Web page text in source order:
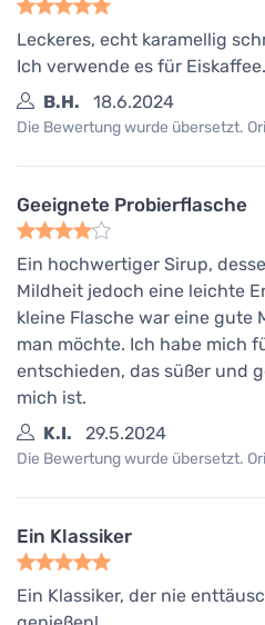
Leckeres, echt karamellig
Ich verwende es für Eiskaffee.
B.H.
18.6.2024
Die Bewertung wurde übersetzt.
Geeignete Probierflasche
Ein hochwertiger Sirup,
Mildheit jedoch eine leichte
kleine Flasche war eine gute
man möchte. Ich habe mich
entschieden, das süßer und
mich ist.
K.I.
29.5.2024
Die Bewertung wurde übersetzt.
Ein Klassiker
Ein Klassiker, der nie